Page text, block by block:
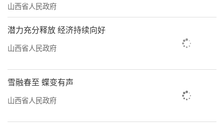
山西省人民政府
潜力充分释放 经济持续向好
山西省人民政府
雪融春至 蝶变有声
山西省人民政府